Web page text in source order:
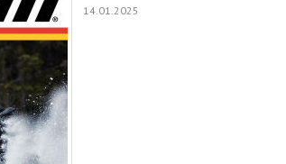
14.01.2025